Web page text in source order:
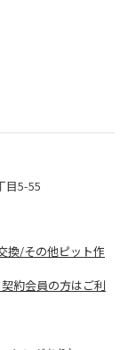
目5-55
換/その他ピット作
約会員の方はご利